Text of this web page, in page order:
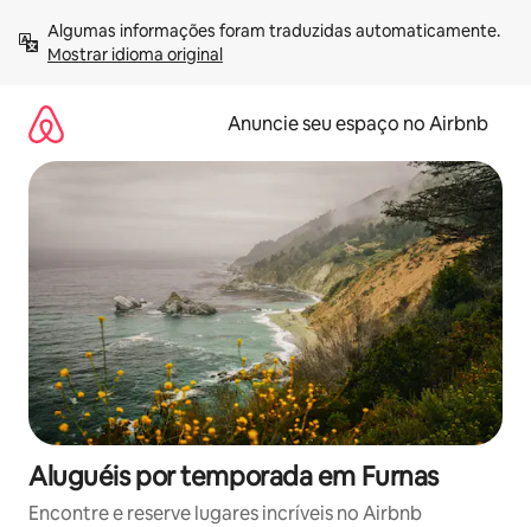
para
Mostrar idioma original
Anuncie seu espaço no Airbnb
Aluguéis por temporada em Furnas
Encontre e reserve lugares incríveis no Airbnb